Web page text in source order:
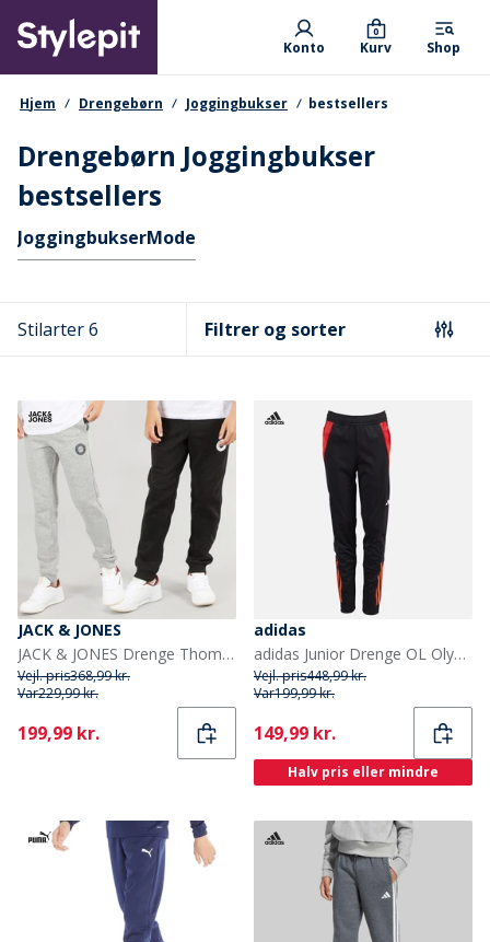
main
content
Primary departments
Konto Kurv
0
Shop
navigationssti
Hjem Drengebørn Joggingbukser bestsellers
Drengebørn Joggingbukser
bestsellers
Hurtige links
JoggingbukserMode
Stilarter 6 Filtrer og sorter
JACK & JONES
JACK & JONES Drenge Thomas Joggingbukser 2-pak Lys grå Melange/Sort
Vejl. pris368,99 kr.
Var229,99 kr.
Current
199,99 kr.
adidas
adidas Junior Drenge OL Olympique Lyon træningsbukser Sort/App Solar Red
Vejl. pris448,99 kr.
Var199,99 kr.
Current
149,99 kr.
Halv pris eller mindre